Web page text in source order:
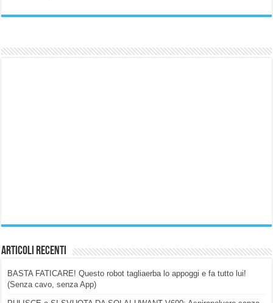
Articoli Recenti
BASTA FATICARE! Questo robot tagliaerba lo appoggi e fa tutto lui!
(Senza cavo, senza App)